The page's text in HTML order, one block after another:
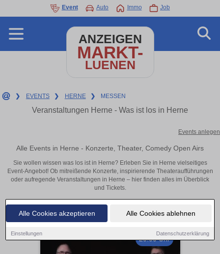
Alle Cookies akzeptieren Alle Cookies ablehnen
Einstellungen Datenschutzerklärung
Event Auto Immo Job
ANZEIGEN
MARKT-
LUENEN
❯ EVENTS ❯ HERNE ❯ MESSEN
Veranstaltungen Herne - Was ist los in Herne
Events anlegen
Alle Events in Herne - Konzerte, Theater, Comedy Open Airs
Sie wollen wissen was los ist in Herne? Erleben Sie in Herne vielseitiges
Event-Angebot! Ob mitreißende Konzerte, inspirierende Theateraufführungen
oder aufregende Veranstaltungen in Herne – hier finden alles im Überblick
und Tickets.
20:00 Uhr